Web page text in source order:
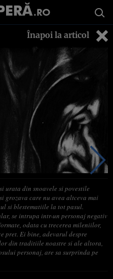
Înapoi la articol
urata din snoavele si povestile
grozava care nu avea altceva mai
si blestematiile la tot pasul.
se intrupa intr-un personaj negativ
odata cu trecerea mileniilor,
pret. Ei bine, adevarul despre
din traditiile noastre si ale altora,
personaj, are sa surprinda pe